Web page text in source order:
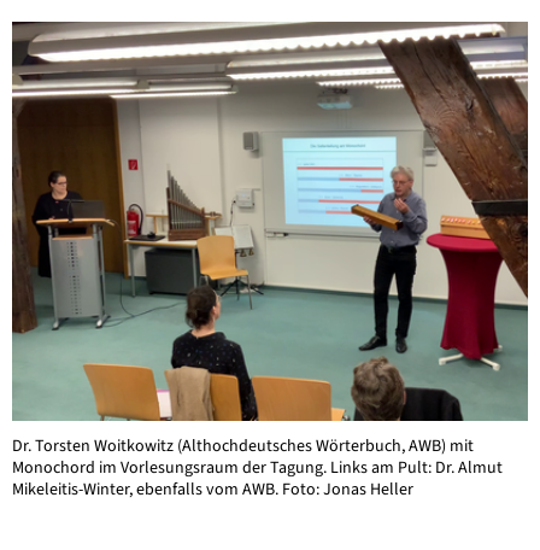
Dr. Torsten Woitkowitz (Althochdeutsches Wörterbuch, AWB) mit
Monochord im Vorlesungsraum der Tagung. Links am Pult: Dr. Almut
Mikeleitis-Winter, ebenfalls vom AWB. Foto: Jonas Heller